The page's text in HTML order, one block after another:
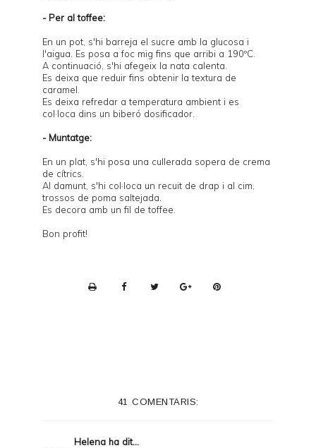
- Per al toffee:
En un pot, s'hi barreja el sucre amb la glucosa i
l'aigua. Es posa a foc mig fins que arribi a 190ºC.
A continuació, s'hi afegeix la nata calenta.
Es deixa que reduir fins obtenir la textura de
caramel.
Es deixa refredar a temperatura ambient i es
col·loca dins un biberó dosificador.
- Muntatge:
En un plat, s'hi posa una cullerada sopera de crema
de cítrics.
Al damunt, s'hi col·loca un recuit de drap i al cim,
trossos de poma saltejada.
Es decora amb un fil de toffee.
Bon profit!
41 COMENTARIS:
Helena ha dit...